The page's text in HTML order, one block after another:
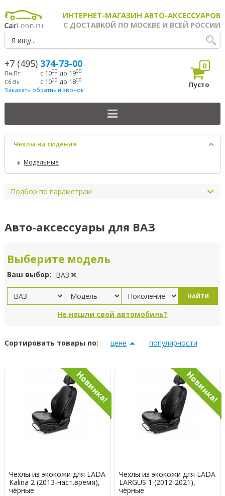
ИНТЕРНЕТ-МАГАЗИН АВТО-АКСЕССУАРОВ
С ДОСТАВКОЙ ПО МОСКВЕ И ВСЕЙ РОССИИ
+7 (495) 374-73-00
Пн-Пт: с 1000 до 1900
Сб-Вс: с 1000 до 1800
Заказать обратный звонок
0
Пусто
Чехлы на сидения
Модельные
Подбор по параметрам
Авто-аксессуары для ВАЗ
Выберите модель
Ваш выбор: ВАЗ
НАЙТИ
Не нашли свой автомобиль?
Сортировать товары по: цене популярности
Чехлы из экокожи для LADA
Kalina 2 (2013-наст.время),
чёрные
Чехлы из экокожи для LADA
LARGUS 1 (2012-2021),
чёрные